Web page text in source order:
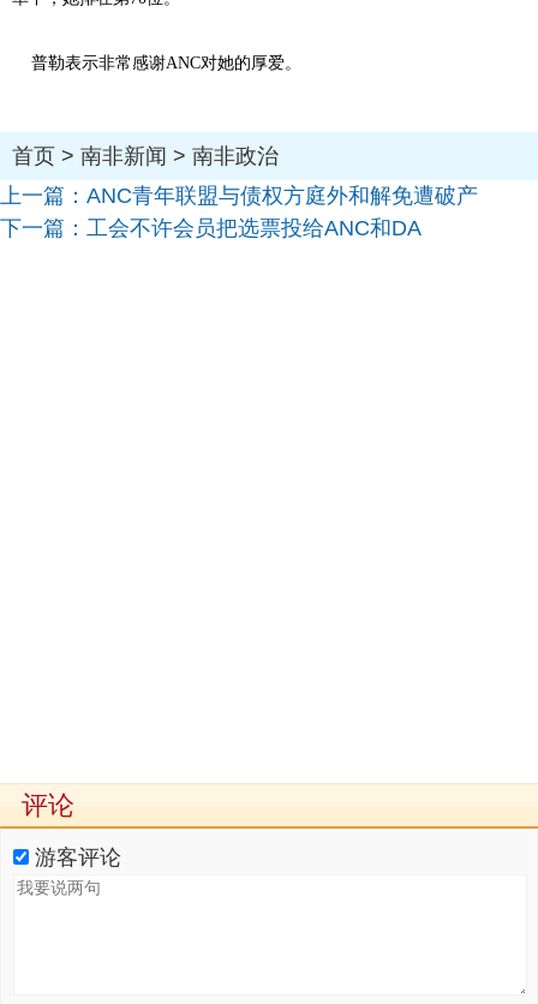
普勒表示非常感谢ANC对她的厚爱。
首页 > 南非新闻 > 南非政治
上一篇： ANC青年联盟与债权方庭外和解免遭破产
下一篇： 工会不许会员把选票投给ANC和DA
评论
游客评论